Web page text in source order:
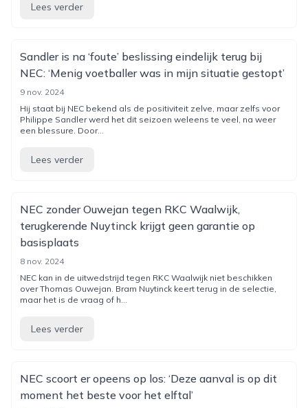
Lees verder
Sandler is na ‘foute’ beslissing eindelijk terug bij
NEC: ‘Menig voetballer was in mijn situatie gestopt’
9 nov. 2024
Hij staat bij NEC bekend als de positiviteit zelve, maar zelfs voor
Philippe Sandler werd het dit seizoen weleens te veel, na weer
een blessure. Door...
Lees verder
NEC zonder Ouwejan tegen RKC Waalwijk,
terugkerende Nuytinck krijgt geen garantie op
basisplaats
8 nov. 2024
NEC kan in de uitwedstrijd tegen RKC Waalwijk niet beschikken
over Thomas Ouwejan. Bram Nuytinck keert terug in de selectie,
maar het is de vraag of h...
Lees verder
NEC scoort er opeens op los: ‘Deze aanval is op dit
moment het beste voor het elftal’